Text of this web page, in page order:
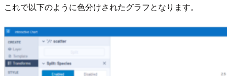
これで以下のように色分けされたグラフとなります。